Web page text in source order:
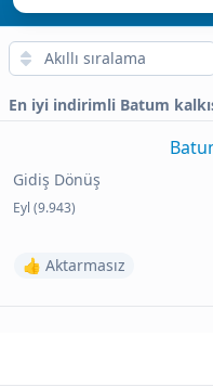
En iyi indirimli Batum
Gidiş Dönüş
Eyl (9.943)
👍 Aktarmasız